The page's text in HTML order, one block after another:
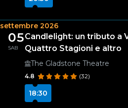
settembre 2026
05
SAB
Candlelight: un tributo a
Quattro Stagioni e altro
The Gladstone Theatre
4.8 (32)
18:30